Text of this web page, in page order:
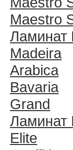
Maestro
Ламинат
Madeira
Arabica
Bavaria
Grand
Ламинат
Elite